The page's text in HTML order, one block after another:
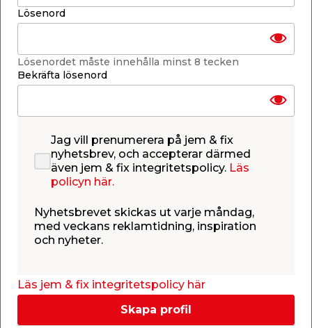
Lösenord
Lösenordet måste innehålla minst 8 tecken
Bekräfta lösenord
Jag vill prenumerera på jem & fix
nyhetsbrev, och accepterar därmed
även jem & fix integritetspolicy. Läs
policyn här.
Nyhetsbrevet skickas ut varje måndag,
med veckans reklamtidning, inspiration
och nyheter.
Läs jem & fix integritetspolicy här
Skapa profil